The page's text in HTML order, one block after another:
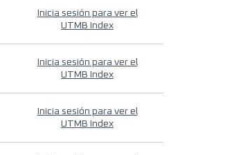
Inicia sesión para ver el
UTMB Index
Inicia sesión para ver el
UTMB Index
Inicia sesión para ver el
UTMB Index